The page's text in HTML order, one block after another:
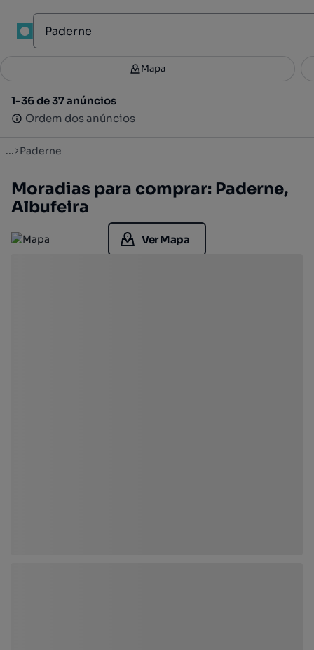
Filtros 2
1-36 de 37 anúncios
Ordem dos anúncios
Mapa
1-36 de 37 anúncios
Ordem dos anúncios
... Paderne
Moradias para comprar: Paderne,
Albufeira
Ver Mapa